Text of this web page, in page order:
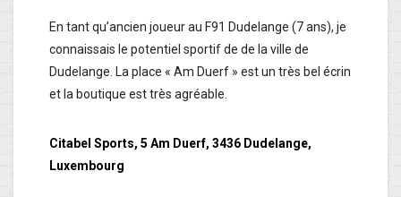
En tant qu’ancien joueur au F91 Dudelange (7 ans), je
connaissais le potentiel sportif de de la ville de
Dudelange. La place « Am Duerf » est un très bel écrin
et la boutique est très agréable.
Citabel Sports, 5 Am Duerf, 3436 Dudelange,
Luxembourg